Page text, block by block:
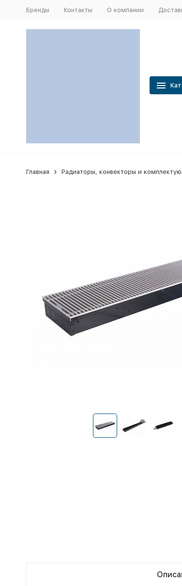
Бренды Контакты О компании
Главная Радиаторы, конвекторы и